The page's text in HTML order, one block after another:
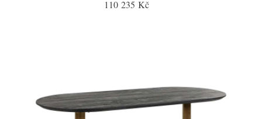
110 235 Kč